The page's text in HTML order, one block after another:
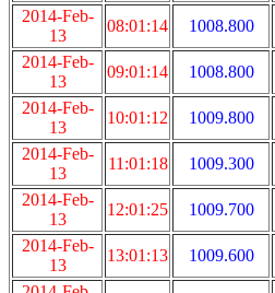
2014-Feb-
13
08:01:14 1008.800
2014-Feb-
13
09:01:14 1008.800
2014-Feb-
13
10:01:12 1009.800
2014-Feb-
13
11:01:18 1009.300
2014-Feb-
13
12:01:25 1009.700
2014-Feb-
13
13:01:13 1009.600